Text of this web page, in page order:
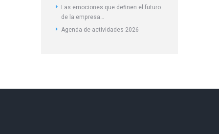
Las emociones que definen el futuro
de la empresa…
Agenda de actividades 2026